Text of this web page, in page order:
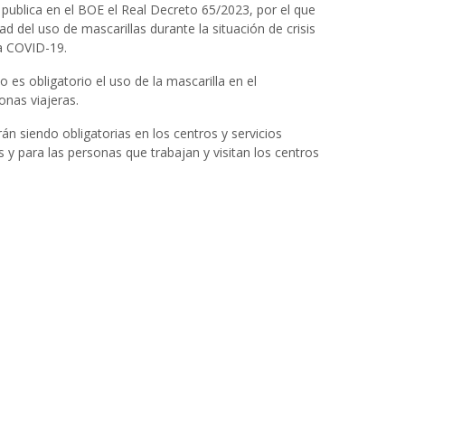
en el BOE el Real Decreto 65/2023, por el que
del uso de mascarillas durante la situación de crisis
19.
es obligatorio el uso de la mascarilla en el
viajeras.
siendo obligatorias en los centros y servicios
y para las personas que trabajan y visitan los centros